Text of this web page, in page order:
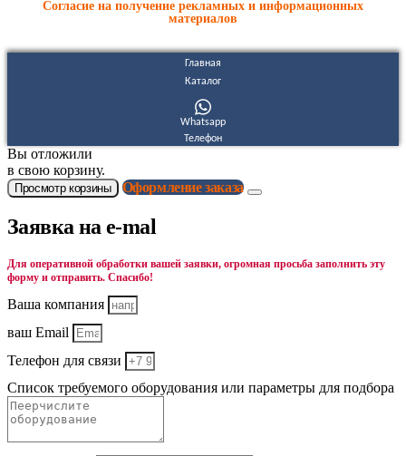
Согласие на получение рекламных и информационных
материалов
Главная
Каталог
Whatsapp
Телефон
Вы отложили
в свою корзину.
Просмотр корзины Оформление заказа
Заявка на e-mal
Для оперативной обработки вашей заявки, огромная просьба заполнить эту
форму и отправить. Спасибо!
Ваша компания
ваш Email
Телефон для связи
Список требуемого оборудования или параметры для подбора